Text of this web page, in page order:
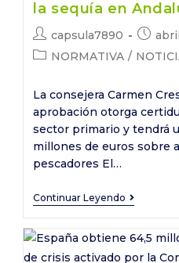
directas
para
y
la
del
precio
la sequía en
Autor
de
capsula7890
de
Categoría
la
entrada:
NORMATIVA /
La consejera Carmen
aprobación otorga
sector primario y tendrá
millones de euros sobre
pescadores El…
Continuar Leyendo
El
del